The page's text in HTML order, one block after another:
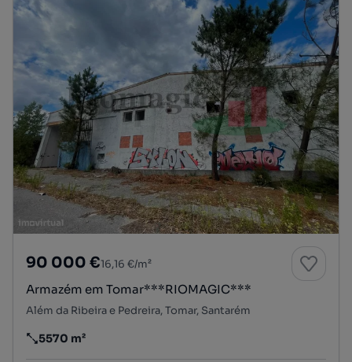
90 000 €16,16 €/m²
Armazém em Tomar***RIOMAGIC***
Além da Ribeira e Pedreira, Tomar, Santarém
Preço por metro quadrado
5570 m²